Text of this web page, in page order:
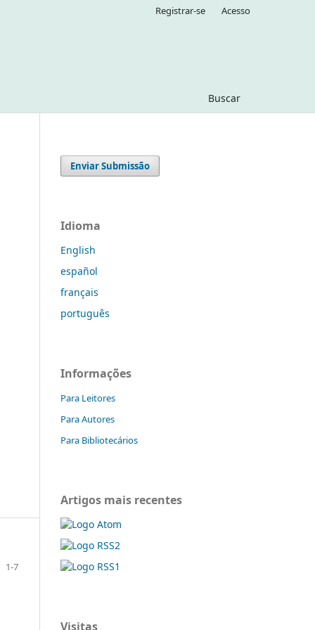
Buscar
Registrar-se Acesso
1-7
Enviar Submissão
Idioma
English
español
français
português
Informações
Para Leitores
Para Autores
Para Bibliotecários
Artigos mais recentes
Visitas